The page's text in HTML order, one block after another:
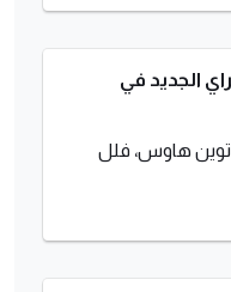
الجديد في
هاوس، فلل